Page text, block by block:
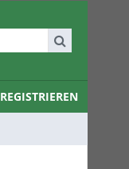
REGISTRIEREN